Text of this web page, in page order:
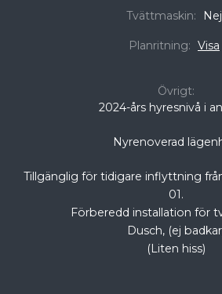
Tvättmaskin: Nej
Planritning: Visa
Övrigt:
2024-års hyresnivå i
Nyrenoverad
Tillgänglig för tidigare inflyttning
01.
Förberedd installation för
Dusch, (ej
(Liten hiss)